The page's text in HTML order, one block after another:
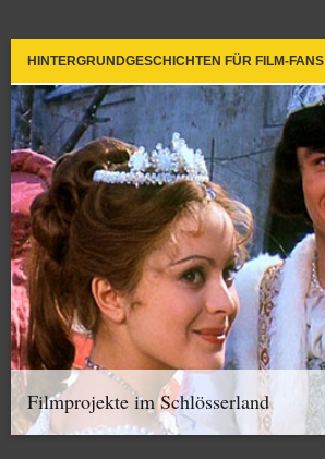
HINTERGRUNDGESCHICHTEN FÜR FILM-FANS
Filmprojekte im Schlösserland